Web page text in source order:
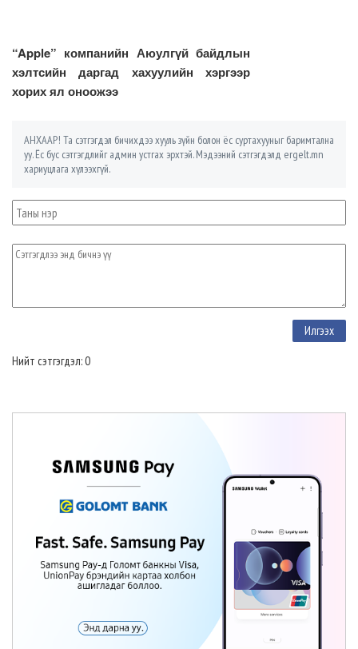
“Apple” компанийн Аюулгүй байдлын
хэлтсийн даргад хахуулийн хэргээр
хорих ял оноожээ
АНХААР! Та сэтгэгдэл бичихдээ хууль зүйн болон ёс суртахууныг баримтална
уу. Ёс бус сэтгэгдлийг админ устгах эрхтэй. Мэдээний сэтгэгдэлд ergelt.mn
хариуцлага хүлээхгүй.
Нийт сэтгэгдэл: 0